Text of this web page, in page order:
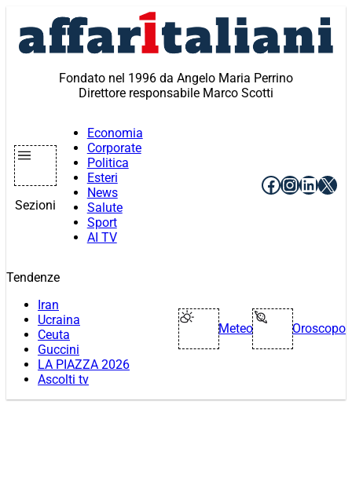
contenuto
Fondato nel 1996 da Angelo Maria Perrino
Direttore responsabile Marco Scotti
Sezioni
Economia
Corporate
Politica
Esteri
News
Salute
Sport
AI TV
Facebook
X
Tendenze
Iran
Ucraina
Ceuta
Guccini
LA PIAZZA 2026
Ascolti tv
Meteo Oroscopo